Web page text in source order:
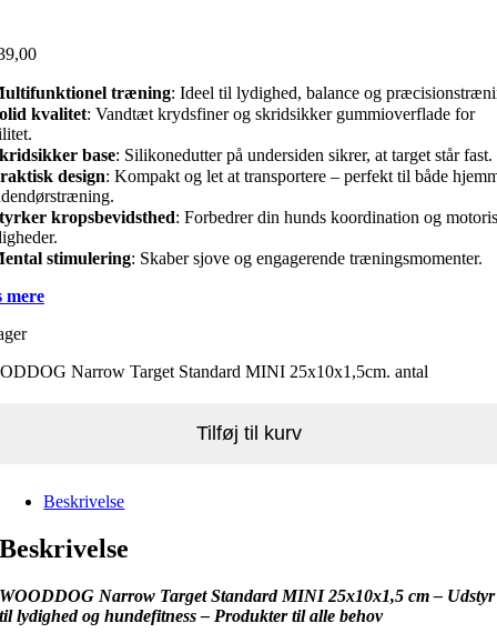
træning: Ideel til lydighed, balance og
kvalitet: Vandtæt krydsfiner og skridsikker gummioverflade for
base: Silikonedutter på undersiden sikrer, at target står fast.
design: Kompakt og let at transportere – perfekt til både
kropsbevidsthed: Forbedrer din hunds koordination og
stimulering: Skaber sjove og engagerende træningsmomenter.
mere
Narrow Target Standard MINI 25x10x1,5cm. antal
Tilføj til kurv
Beskrivelse
Beskrivelse
WOODDOG Narrow Target Standard MINI 25x10x1,5 cm – Udstyr
til lydighed og hundefitness – Produkter til alle behov